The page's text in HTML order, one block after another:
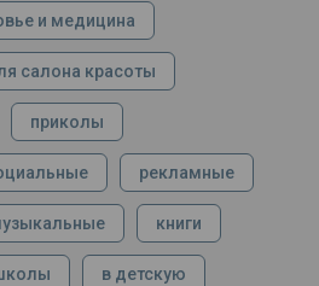
и медицина
салона красоты
приколы
рекламные
книги
в детскую